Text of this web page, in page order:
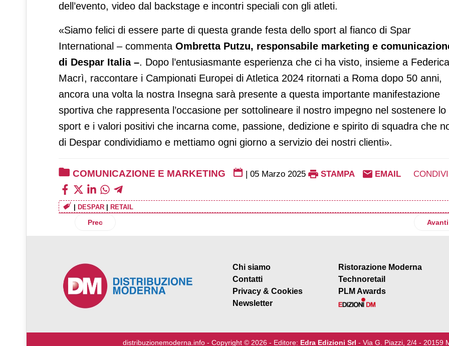
dell’evento, video dal backstage e incontri speciali con gli atleti.
«Siamo felici di essere parte di questa grande festa dello sport al fianco di Spar
International – commenta Ombretta Putzu, responsabile marketing e
di Despar Italia –. Dopo l’entusiasmante esperienza che ci ha visto, insieme a Federica
Macrì, raccontare i Campionati Europei di Atletica 2024 ritornati a Roma dopo 50 anni,
ancora una volta la nostra Insegna sarà presente a questa importante manifestazione
sportiva che rappresenta l’occasione per sottolineare il nostro impegno nel sostenere lo
sport e i valori positivi che incarna come, passione, dedizione e spirito di squadra che
di Despar condividiamo e mettiamo ogni giorno a servizio dei nostri clienti».
COMUNICAZIONE E MARKETING | 05 Marzo 2025 STAMPA EMAIL
DESPAR RETAIL
Articolo precedente: Al via la campagna di NaturaSì “Sosteniamo l’agricoltura”
Prec Avanti
Chi siamo
Contatti
Privacy & Cookies
Newsletter
Ristorazione Moderna
Technoretail
PLM Awards
distribuzionemoderna.info - Copyright © 2026 - Editore: Edra Edizioni Srl - Via G. Piazzi, 2/4 - 20159